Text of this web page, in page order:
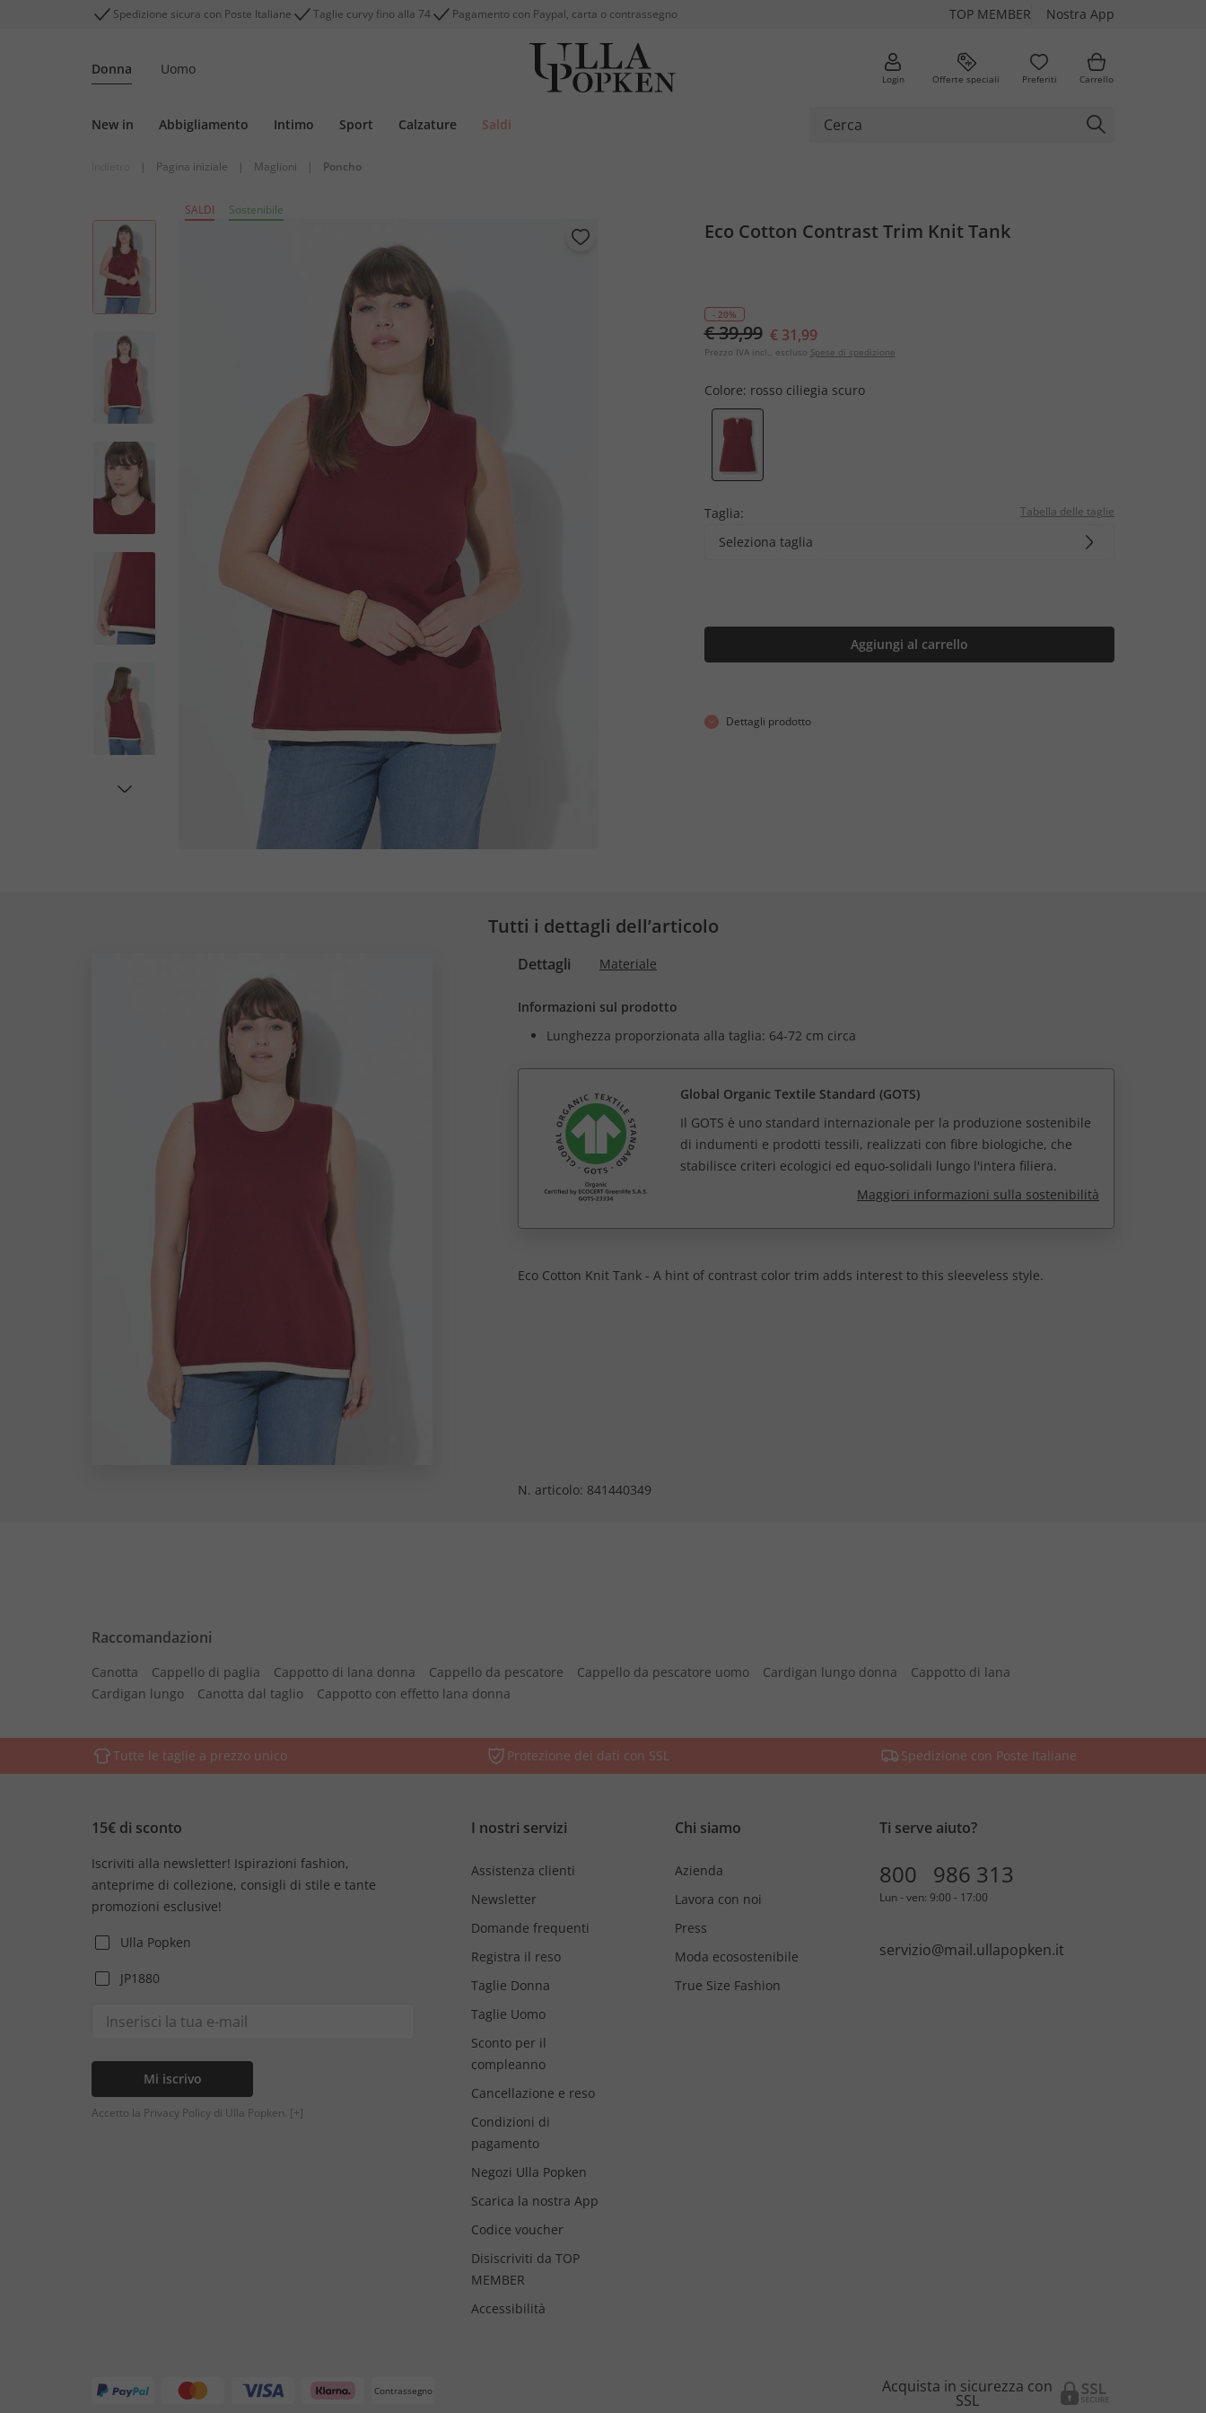
Spedizione sicura con Poste Italiane Taglie curvy fino alla 74 Pagamento con Paypal, carta o contrassegno TOP MEMBER Nostra App
Donna Uomo
Login Offerte speciali Preferiti Carrello
New in Abbigliamento Intimo Sport Calzature Saldi
| Pagina iniziale | Maglioni | Poncho
SALDI Sostenibile
Eco Cotton Contrast Trim Knit Tank
- 20%
€ 39,99 € 31,99
Prezzo IVA incl., escluso Spese di spedizione
Colore: rosso ciliegia scuro
Taglia: Tabella delle taglie
Seleziona taglia
Aggiungi al carrello
Dettagli prodotto
Tutti i dettagli dell’articolo
Dettagli Materiale
Informazioni sul prodotto
Lunghezza proporzionata alla taglia: 64-72 cm circa
Global Organic Textile Standard (GOTS)
Il GOTS è uno standard internazionale per la produzione sostenibile
di indumenti e prodotti tessili, realizzati con fibre biologiche, che
stabilisce criteri ecologici ed equo-solidali lungo l'intera filiera.
Maggiori informazioni sulla sostenibilità
Eco Cotton Knit Tank - A hint of contrast color trim adds interest to this sleeveless style.
N. articolo: 841440349
Raccomandazioni
Canotta Cappello di paglia Cappotto di lana donna Cappello da pescatore Cappello da pescatore uomo Cardigan lungo donna
Cappotto di lana
Cardigan lungo
Canotta dal taglio Cappotto con effetto lana donna
Tutte le taglie a prezzo unico Protezione dei dati con SSL Spedizione con Poste Italiane
15€ di sconto
Iscriviti alla newsletter! Ispirazioni fashion,
anteprime di collezione, consigli di stile e tante
promozioni esclusive!
Ulla Popken
JP1880
Mi iscrivo
Accetto la Privacy Policy di Ulla Popken. [+]
I nostri servizi
Assistenza clienti
Newsletter
Domande frequenti
Registra il reso
Taglie Donna
Taglie Uomo
Sconto per il
compleanno
Cancellazione e reso
Condizioni di
pagamento
Negozi Ulla Popken
Scarica la nostra App
Codice voucher
Disiscriviti da TOP
MEMBER
Accessibilità
Chi siamo
Azienda
Lavora con noi
Press
Moda ecosostenibile
True Size Fashion
Ti serve aiuto?
800 986 313
Lun - ven: 9:00 - 17:00
servizio@mail.ullapopken.it
Contrassegno Acquista in sicurezza con
SSL